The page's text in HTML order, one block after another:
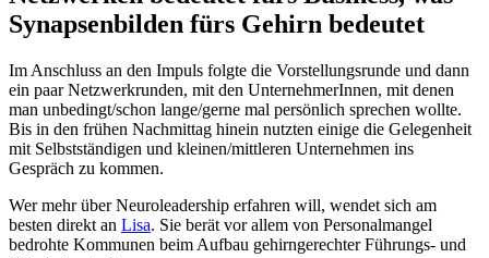
Synapsenbilden fürs Gehirn bedeutet
Im Anschluss an den Impuls folgte die Vorstellungsrunde und dann
ein paar Netzwerkrunden, mit den UnternehmerInnen, mit denen
man unbedingt/schon lange/gerne mal persönlich sprechen wollte.
Bis in den frühen Nachmittag hinein nutzten einige die Gelegenheit
mit Selbstständigen und kleinen/mittleren Unternehmen ins
Gespräch zu kommen.
Wer mehr über Neuroleadership erfahren will, wendet sich am
besten direkt an Lisa. Sie berät vor allem von Personalmangel
bedrohte Kommunen beim Aufbau gehirngerechter Führungs- und